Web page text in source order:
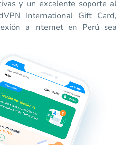
y un excelente soporte al
International Gift Card,
a internet en Perú sea